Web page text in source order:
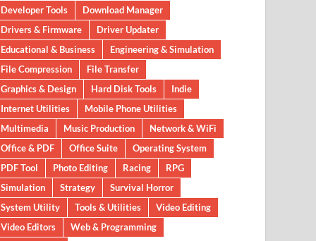
Developer Tools
Download Manager
Drivers & Firmware
Driver Updater
Educational & Business
Engineering & Simulation
File Compression
File Transfer
Graphics & Design
Hard Disk Tools
Indie
Internet Utilities
Mobile Phone Utilities
Multimedia
Music Production
Network & WiFi
Office & PDF
Office Suite
Operating System
PDF Tool
Photo Editing Racing
RPG
Simulation
Strategy
Survival Horror
System Utility
Tools & Utilities
Video Editing
Video Editors
Web & Programming